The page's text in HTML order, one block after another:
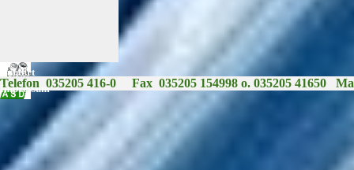
© 2025 ASD Ingenieur- und Produktions GmbH
Telefon  035205 416-0     Fax  035205 154998 o. 035205 41650
Anfahrt
Impressum
Zurück zum Seiteninhalt